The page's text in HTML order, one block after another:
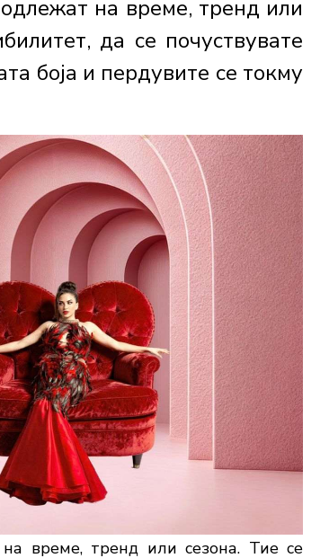
на време, тренд или
да се почуствувате
боја и пердувите се токму
време, тренд или сезона. Тие се